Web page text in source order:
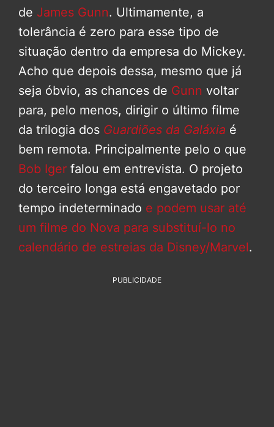
de James Gunn. Ultimamente, a
tolerância é zero para esse tipo de
situação dentro da empresa do Mickey.
Acho que depois dessa, mesmo que já
seja óbvio, as chances de Gunn voltar
para, pelo menos, dirigir o último filme
da trilogia dos Guardiões da Galáxia é
bem remota. Principalmente pelo o que
Bob Iger falou em entrevista. O projeto
do terceiro longa está engavetado por
tempo indeterminado e podem usar até
um filme do Nova para substituí-lo no
calendário de estreias da Disney/Marvel.
PUBLICIDADE